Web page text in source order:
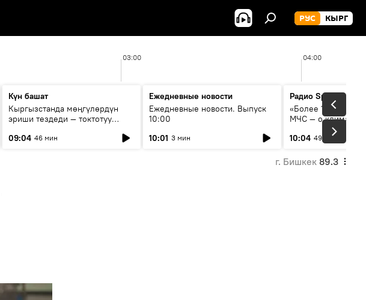
РУС КЫРГ
03:00 04:00
Күн башат
Кыргызстанда мөңгүлөрдүн
эриши тездеди — токтотуу
09:04 46 мин
Ежедневные новости
Ежедневные новости. Выпуск
10:00
10:01 3 мин
Радио Sputnik
«Более 1200 сёл в
МЧС — о климате,
системе
населения
10:04 49 мин
г. Бишкек 89.3